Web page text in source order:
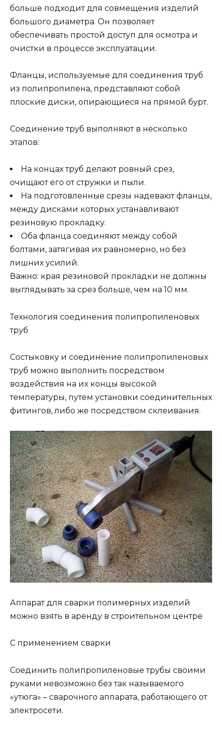
больше подходит для совмещения изделий
большого диаметра. Он позволяет
обеспечивать простой доступ для осмотра и
очистки в процессе эксплуатации.
Фланцы, используемые для соединения труб
из полипропилена, представляют собой
плоские диски, опирающиеся на прямой бурт.
Соединение труб выполняют в несколько
этапов:
На концах труб делают ровный срез,
очищают его от стружки и пыли.
На подготовленные срезы надевают фланцы,
между дисками которых устанавливают
резиновую прокладку.
Оба фланца соединяют между собой
болтами, затягивая их равномерно, но без
лишних усилий.
Важно: края резиновой прокладки не должны
выглядывать за срез больше, чем на 10 мм.
Технология соединения полипропиленовых
труб
Состыковку и соединение полипропиленовых
труб можно выполнить посредством
воздействия на их концы высокой
температуры, путем установки соединительных
фитингов, либо же посредством склеивания.
Аппарат для сварки полимерных изделий
можно взять в аренду в строительном центре
С применением сварки
Соединить полипропиленовые трубы своими
руками невозможно без так называемого
«утюга» – сварочного аппарата, работающего от
электросети.